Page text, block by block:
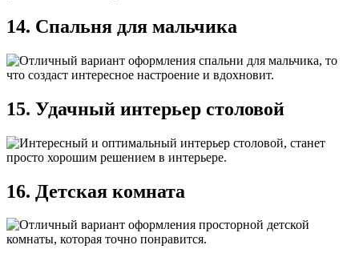
14. Спальня для мальчика
15. Удачный интерьер столовой
16. Детская комната